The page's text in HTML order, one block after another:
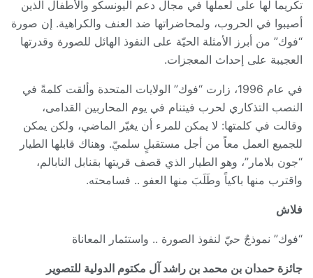
تكريماً لها على لعملها في مجال دعم اليونسكو والأطفال الذين
أصيبوا في الحروب، ولمحاضراتها ضد العنف والكراهية. إن صورة
“فوك” من أبرز الأمثلة الحيّة على النفوذ الهائل للصورة وقدرتها
العجيبة على إحداث المعجزات.
في عام 1996، زارت “فوك” الولايات المتحدة وألقت كلمةً في
النصب التذكاري لحرب فيتنام في يوم المحاربين القدامى،
وقالت في كلمتها: لا يمكن للمرء أن يغيّر الماضي، ولكن يمكن
للجميع العمل معاً من أجل مستقبلٍ سلميّ. وهناك قابلها الطيار
“جون بلامار”، وهو الطيار الذي قصف قريتها بقنابل النابالم،
واقترب منها باكياً وطَلَبَ منها العفو .. فسامحته.
فلاش
“فوك” نموذجٌ حيّ لنفوذ الصورة .. واستثمار المعاناة
جائزة حمدان بن محمد بن راشد آل مكتوم الدولية للتصوير